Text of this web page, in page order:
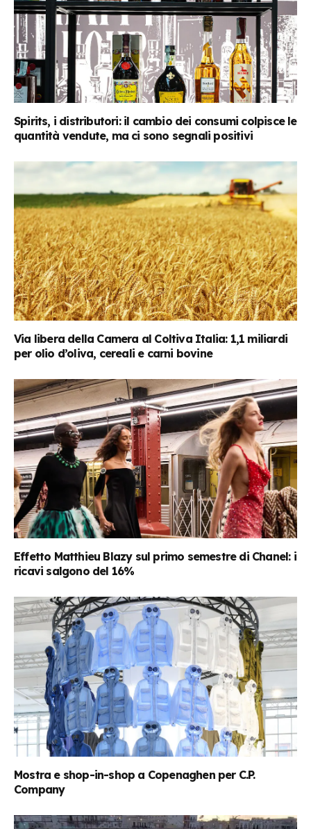
Spirits, i distributori: il cambio dei consumi colpisce le
quantità vendute, ma ci sono segnali positivi
Via libera della Camera al Coltiva Italia: 1,1 miliardi
per olio d’oliva, cereali e carni bovine
Effetto Matthieu Blazy sul primo semestre di Chanel: i
ricavi salgono del 16%
Mostra e shop-in-shop a Copenaghen per C.P.
Company